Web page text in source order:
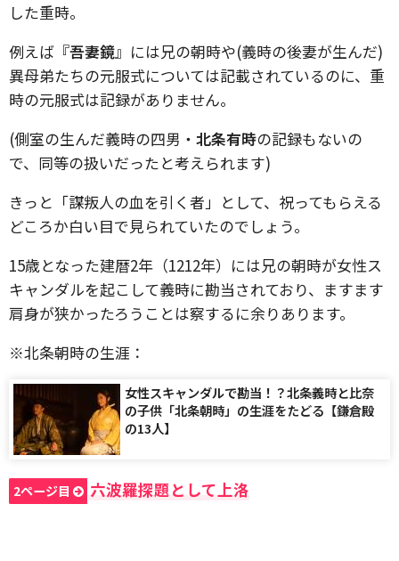
した重時。
例えば『吾妻鏡』には兄の朝時や(義時の後妻が生んだ)
異母弟たちの元服式については記載されているのに、重
時の元服式は記録がありません。
(側室の生んだ義時の四男・ 北条有時の記録もないの
で、同等の扱いだったと考えられます)
きっと「謀叛人の血を引く者」として、祝ってもらえる
どころか白い目で見られていたのでしょう。
15歳となった建暦2年（1212年）には兄の朝時が女性ス
キャンダルを起こして義時に勘当されており、ますます
肩身が狭かったろうことは察するに余りあります。
※北条朝時の生涯：
女性スキャンダルで勘当！？北条義時と比奈
の子供「北条朝時」の生涯をたどる【鎌倉殿
の13人】
2ページ目 六波羅探題として上洛